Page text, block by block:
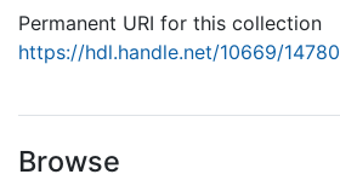
Permanent URI for this collection
https://hdl.handle.net/10669/14780
Browse